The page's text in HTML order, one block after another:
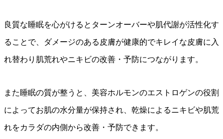
良質な睡眠を心がけるとターンオーバーや肌代謝が活性化す
ることで、ダメージのある皮膚が健康的でキレイな皮膚に入
れ替わり肌荒れやニキビの改善・予防につながります。
また睡眠の質が整うと、美容ホルモンのエストロゲンの役割
によってお肌の水分量が保持され、乾燥によるニキビや肌荒
れをカラダの内側から改善・予防できます。